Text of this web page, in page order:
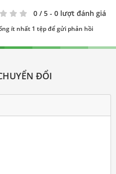
0 / 5 - 0 lượt đánh giá
ít nhất 1 tệp để gửi phản hồi
ĐỔI